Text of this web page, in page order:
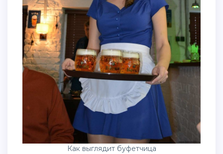
Как выглядит буфетчица